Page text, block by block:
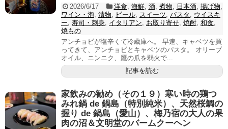
2026/6/17 洋食, 海鮮, 酒, 煮物, 日本酒, 揚げ物,
ワイン・泡, 漬物, ビール, スイーツ, パスタ , ウイスキ
ー, 寿司・刺身, イタリアン, お取り寄せ, 焼酎, 和食,
焼もの
アンチョビが塩辛くて冷蔵庫へ。 早速、キャベツを買
ってきて、アンチョビとキャベツのパスタ。 オリーブ
オイル、ニンニク、鷹の爪を弱火で...
記事を読む
家飲みの勧め（その１９）寒い時の鶏つ
みれ鍋 de 鍋島（特別純米）、天然桜鯛の
握り de 鍋島（愛山）、梅乃宿の大人の果
肉の沼＆文明堂のバームクーヘン